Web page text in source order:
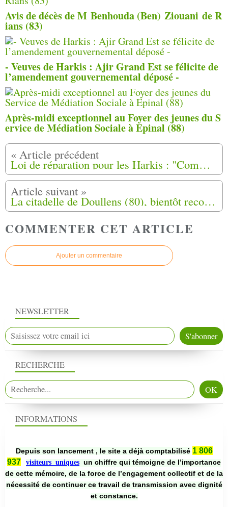
Avis de décès de M Benhouda (Ben) Ziouani de R
ians (83)
- Veuves de Harkis : Ajir Grand Est se félicite de
l’amendement gouvernemental déposé -
Après-midi exceptionnel au Foyer des jeunes du S
ervice de Médiation Sociale à Epinal (88)
Loi de réparation pour les Harkis : "Comment peut-on chiffrer une douleur de 60 ans ?"
La citadelle de Doullens (80), bientôt reconnue comme camp d'enfermement de Harkis ?
COMMENTER CET ARTICLE
Ajouter un commentaire
NEWSLETTER
RECHERCHE
INFORMATIONS
Depuis son lancement , le site a déjà comptabilisé 1 806
937
visiteurs uniques un chiffre qui témoigne de l’importance
de cette mémoire, de la force de l’engagement collectif et de la
nécessité de continuer ce travail de transmission avec dignité
et constance.